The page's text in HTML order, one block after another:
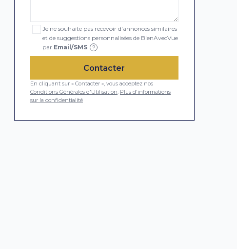
Je ne souhaite pas recevoir d'annonces similaires
et de suggestions personnalisées de BienAvecVue
par Email/SMS ?
Contacter
En cliquant sur « Contacter », vous acceptez nos
Conditions Générales d'Utilisation. Plus d'informations
sur la confidentialité